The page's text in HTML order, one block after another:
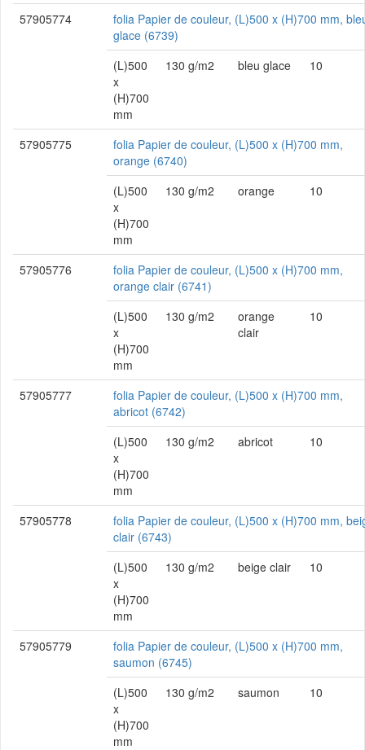
57905774
folia Papier de couleur, (L)500 x (H)700 mm,
glace (6739)
(L)500
x
(H)700
mm
130 g/m2 bleu glace 10
57905775
folia Papier de couleur, (L)500 x (H)700 mm,
orange (6740)
(L)500
x
(H)700
mm
130 g/m2 orange 10
57905776
folia Papier de couleur, (L)500 x (H)700 mm,
orange clair (6741)
(L)500
x
(H)700
mm
130 g/m2
orange
clair
10
57905777
folia Papier de couleur, (L)500 x (H)700 mm,
abricot (6742)
(L)500
x
(H)700
mm
130 g/m2 abricot 10
57905778
folia Papier de couleur, (L)500 x (H)700 mm,
clair (6743)
(L)500
x
(H)700
mm
130 g/m2 beige clair 10
57905779
folia Papier de couleur, (L)500 x (H)700 mm,
saumon (6745)
(L)500
x
(H)700
mm
130 g/m2 saumon 10